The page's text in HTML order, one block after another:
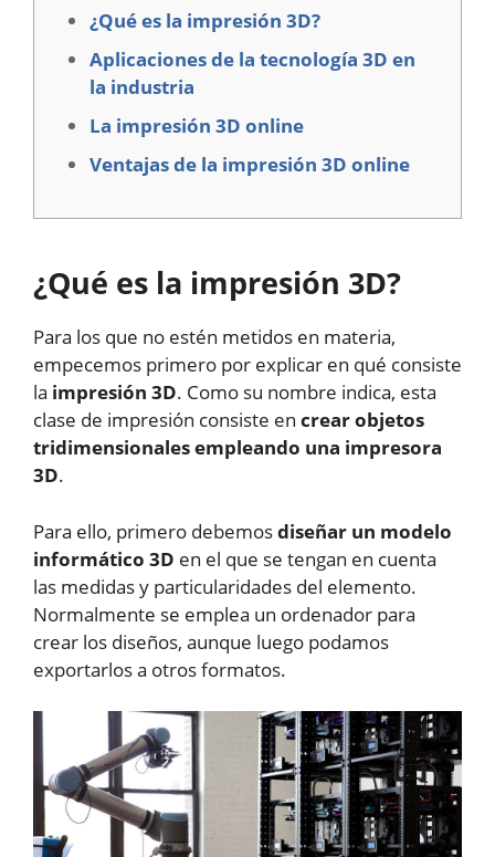
¿Qué es la impresión 3D?
Aplicaciones de la tecnología 3D en
la industria
La impresión 3D online
Ventajas de la impresión 3D online
¿Qué es la impresión 3D?
Para los que no estén metidos en materia,
empecemos primero por explicar en qué consiste
la impresión 3D. Como su nombre indica, esta
clase de impresión consiste en crear objetos
tridimensionales empleando una impresora
3D.
Para ello, primero debemosdiseñar un modelo
informático 3D en el que se tengan en cuenta
las medidas y particularidades del elemento.
Normalmente se emplea un ordenador para
crear los diseños, aunque luego podamos
exportarlos a otros formatos.